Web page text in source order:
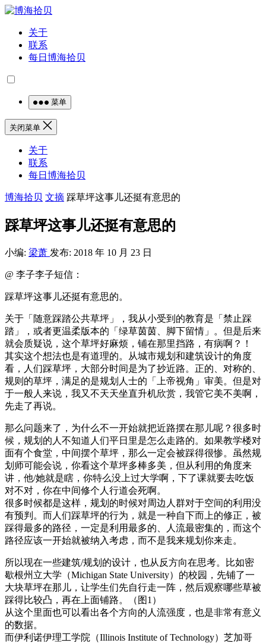
关于
联系
每日博海拾贝
菜单
关闭菜单
关于
联系
每日博海拾贝
博海拾贝 文摘 踩草坪这事儿还挺有意思的
踩草坪这事儿还挺有意思的
小编: 梁萧 发布: 2018 年 10 月 23 日
@ 李子李子短信：
踩草坪这事儿还挺有意思的。
关于「随意踩踏公共草坪」，我从小受到的教育是「禁止踩
踏」，或者更温柔版本的「绿草茵茵、脚下留情」。但是后来
就会质疑说，这个草坪好麻烦，铺在那里挡路，有病啊？！
其实这个想法也是有道理的。从城市规划和建筑设计的角度
看，人们踩草坪，大部分时间是为了抄近路。正的、对称的、
规则的草坪，满足的是规划人士的「上帝视角」审美。但是对
于一般人来说，我又不天天坐直升机欣赏，我管它美不美啊，
先走了再说。
那么问题来了，为什么不一开始就把近路摆在那儿呢？很多时
候，规划的人不知道人们平日里是怎么走路的。如果教学楼对
面有个食堂，中间摆个草坪，那么一定会被踩得很惨。虽然规
划师可能会说，你看这个草坪多棒多美，但从利用的角度来
讲，他/她就是瞎，你特么没上过大学啊，下了课就要去吃饭
对不对，你在中间修个人行道会死啊。
很多时候都是这样，规划的时候对周边人群对于空间的利用没
有预判。而人们踩草坪的行为，就是一种自下而上的修正，被
踩得最多的路径，一定是利用最多的、人流最密集的，而这个
路径应该一开始就被纳入考虑，而不是我来规划你来走。
所以现在一些建筑/规划的设计，也从反方向在思考。比如密
歇根州立大学（Michigan State University）的校园，先铺了一
大块草坪在那儿，让学生们先自行走一阵，然后观察哪些草被
踩得比较凸，再在上面铺路。（图1）
从这个里面也可以看出各个方向的人流强度，也是非常有意义
的数据。
而伊利诺伊理工学院（Illinois Institute of Technology）芝加哥